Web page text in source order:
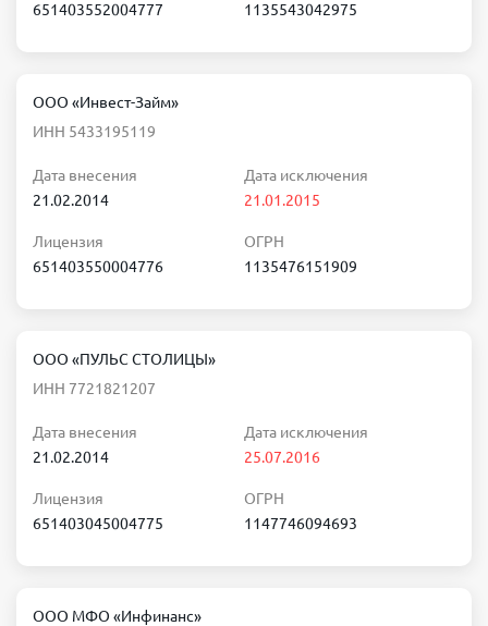
651403552004777
1135543042975
ООО «Инвест-Займ»
ИНН 5433195119
Дата внесения
21.02.2014
Дата исключения
21.01.2015
Лицензия
651403550004776
ОГРН
1135476151909
ООО «ПУЛЬС СТОЛИЦЫ»
ИНН 7721821207
Дата внесения
21.02.2014
Дата исключения
25.07.2016
Лицензия
651403045004775
ОГРН
1147746094693
ООО МФО «Инфинанс»